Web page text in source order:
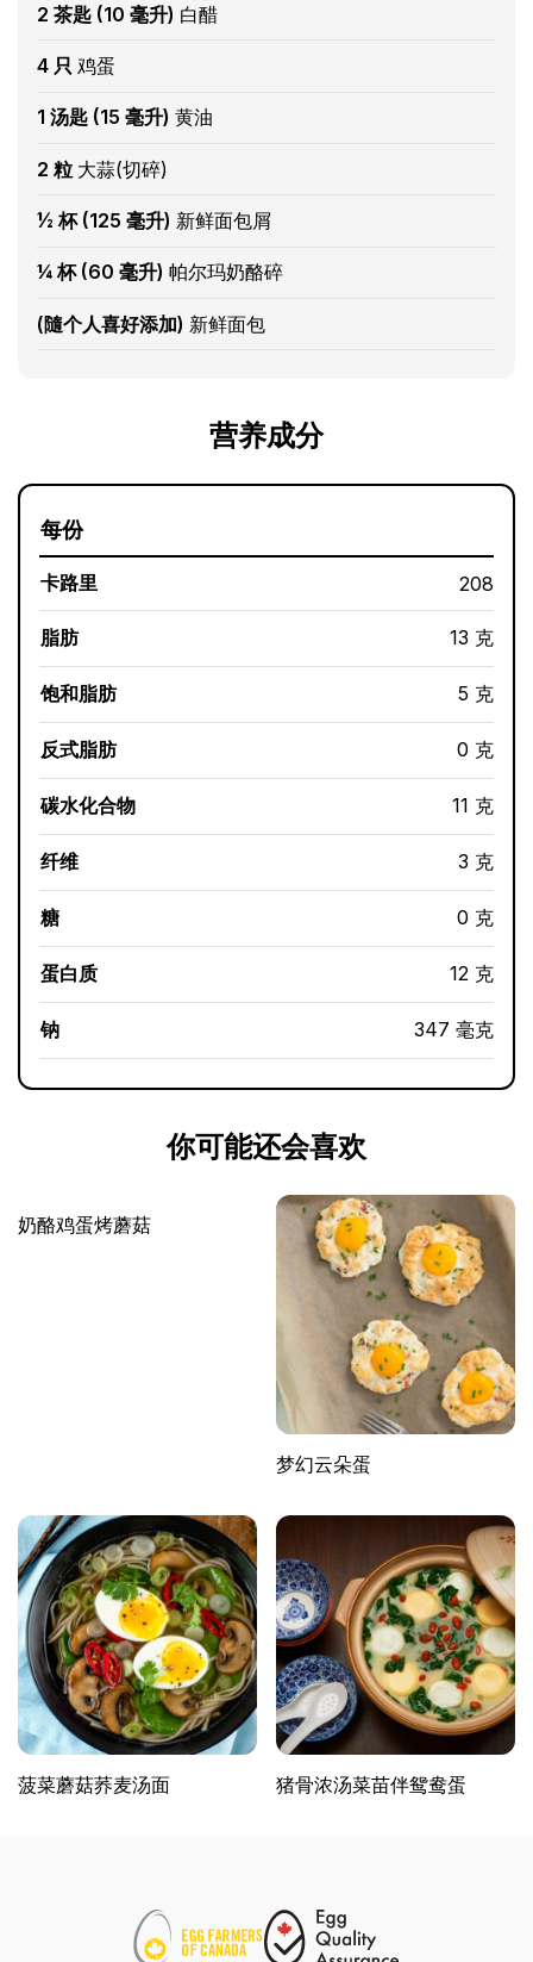
2 茶匙 (10 毫升) 白醋
4 只 鸡蛋
1 汤匙 (15 毫升) 黄油
2 粒 大蒜(切碎)
½ 杯 (125 毫升) 新鲜面包屑
¼ 杯 (60 毫升) 帕尔玛奶酪碎
(隨个人喜好添加) 新鲜面包
营养成分
每份
卡路里 208
脂肪 13 克
饱和脂肪 5 克
反式脂肪 0 克
碳水化合物 11 克
纤维 3 克
糖 0 克
蛋白质 12 克
钠 347 毫克
你可能还会喜欢
奶酪鸡蛋烤蘑菇
梦幻云朵蛋
菠菜蘑菇荞麦汤面 猪骨浓汤菜苗伴鸳鸯蛋